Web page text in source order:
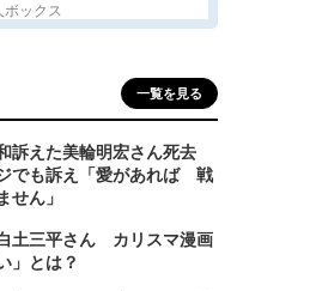
ボックス
一覧を見る
訴えた美輪明宏さん死去
でも訴え「愛があれば 戦
せん」
土三平さん カリスマ漫画
」とは？